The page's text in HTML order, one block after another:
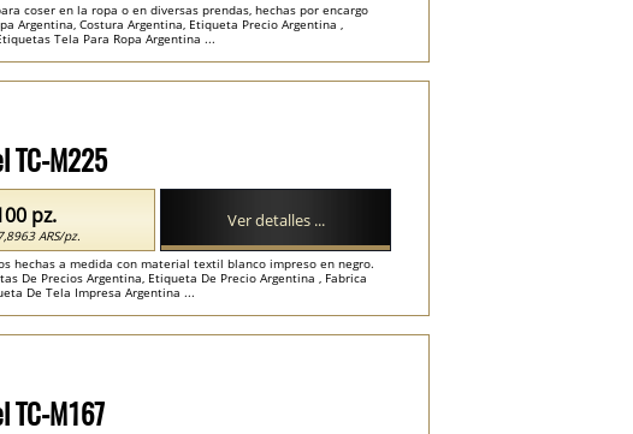
coser en la ropa o en diversas prendas, hechas por encargo
Argentina, Costura Argentina, Etiqueta Precio Argentina ,
Tela Para Ropa Argentina ...
TC-M225
hechas a medida con material textil blanco impreso en negro.
De Precios Argentina, Etiqueta De Precio Argentina , Fabrica
De Tela Impresa Argentina ...
pz.
ARS/pz.
Ver detalles ...
TC-M167